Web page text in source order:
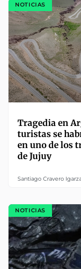
NOTICIAS
Tragedia en
turistas se
en uno de los
de Jujuy
Santiago Cravero
NOTICIAS